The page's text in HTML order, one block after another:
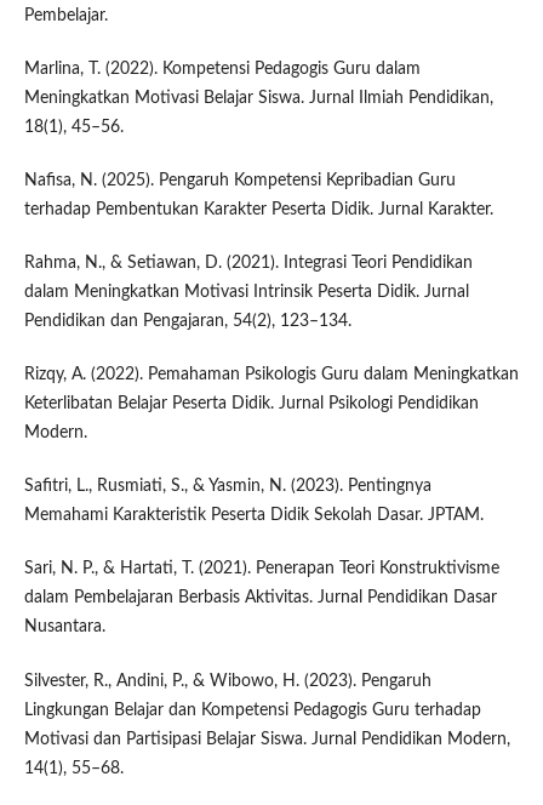
Pembelajar.
Marlina, T. (2022). Kompetensi Pedagogis Guru dalam
Meningkatkan Motivasi Belajar Siswa. Jurnal Ilmiah Pendidikan,
18(1), 45–56.
Nafisa, N. (2025). Pengaruh Kompetensi Kepribadian Guru
terhadap Pembentukan Karakter Peserta Didik. Jurnal Karakter.
Rahma, N., & Setiawan, D. (2021). Integrasi Teori Pendidikan
dalam Meningkatkan Motivasi Intrinsik Peserta Didik. Jurnal
Pendidikan dan Pengajaran, 54(2), 123–134.
Rizqy, A. (2022). Pemahaman Psikologis Guru dalam Meningkatkan
Keterlibatan Belajar Peserta Didik. Jurnal Psikologi Pendidikan
Modern.
Safitri, L., Rusmiati, S., & Yasmin, N. (2023). Pentingnya
Memahami Karakteristik Peserta Didik Sekolah Dasar. JPTAM.
Sari, N. P., & Hartati, T. (2021). Penerapan Teori Konstruktivisme
dalam Pembelajaran Berbasis Aktivitas. Jurnal Pendidikan Dasar
Nusantara.
Silvester, R., Andini, P., & Wibowo, H. (2023). Pengaruh
Lingkungan Belajar dan Kompetensi Pedagogis Guru terhadap
Motivasi dan Partisipasi Belajar Siswa. Jurnal Pendidikan Modern,
14(1), 55–68.